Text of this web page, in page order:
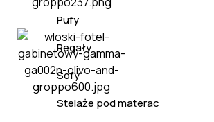
Pufy
Regały
Sofy
Stelaże pod materac